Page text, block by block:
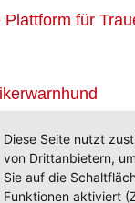
für
Diese Seite nutzt
von Drittanbietern,
Sie auf die
Funktionen aktiviert